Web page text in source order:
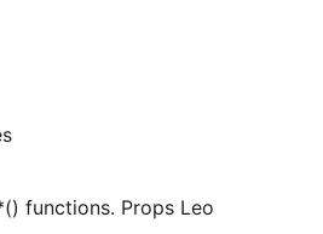
functions. Props Leo